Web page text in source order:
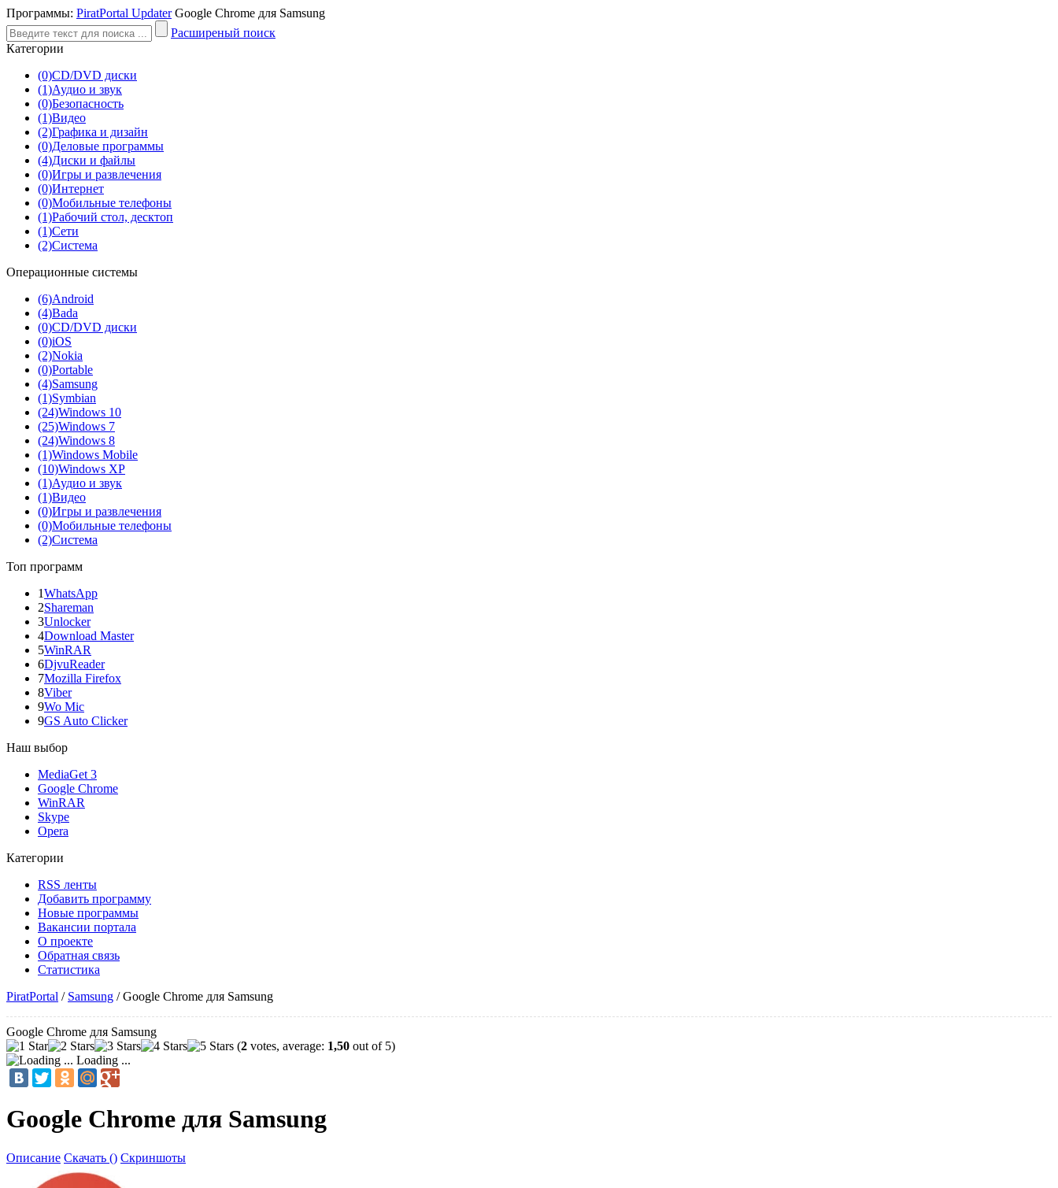
Программы: PiratPortal Updater Google Chrome для Samsung
Расширеный поиск
Категории
(0)CD/DVD диски
(1)Аудио и звук
(0)Безопасность
(1)Видео
(2)Графика и дизайн
(0)Деловые программы
(4)Диски и файлы
(0)Игры и развлечения
(0)Интернет
(0)Мобильные телефоны
(1)Рабочий стол, десктоп
(1)Сети
(2)Система
Операционные системы
(6)Android
(4)Bada
(0)CD/DVD диски
(0)iOS
(2)Nokia
(0)Portable
(4)Samsung
(1)Symbian
(24)Windows 10
(25)Windows 7
(24)Windows 8
(1)Windows Mobile
(10)Windows XP
(1)Аудио и звук
(1)Видео
(0)Игры и развлечения
(0)Мобильные телефоны
(2)Система
Топ программ
1WhatsApp
2Shareman
3Unlocker
4Download Master
5WinRAR
6DjvuReader
7Mozilla Firefox
8Viber
9Wo Mic
9GS Auto Clicker
Наш выбор
MediaGet 3
Google Chrome
WinRAR
Skype
Opera
Категории
RSS ленты
Добавить программу
Новые программы
Вакансии портала
О проекте
Обратная связь
Статистика
PiratPortal / Samsung /Google Chrome для Samsung
Google Chrome для Samsung
(2 votes, average: 1,50 out of 5)
Loading ...
Google Chrome для Samsung
Описание Скачать () Скриншоты